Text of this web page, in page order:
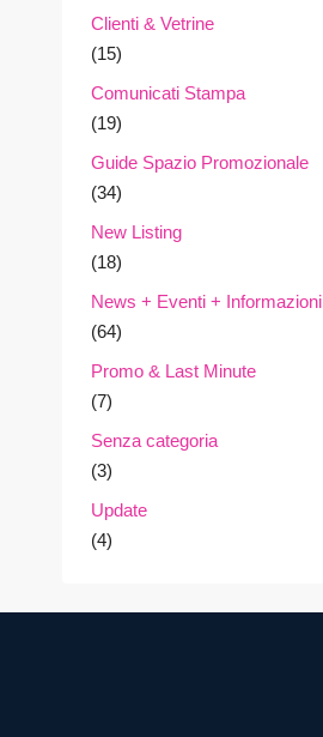
Clienti & Vetrine
(15)
Comunicati Stampa
(19)
Guide Spazio Promozionale
(34)
New Listing
(18)
News + Eventi + Informazioni
(64)
Promo & Last Minute
(7)
Senza categoria
(3)
Update
(4)